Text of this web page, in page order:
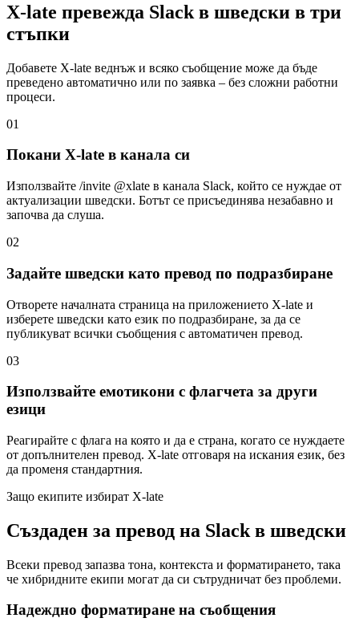
X-late превежда Slack в шведски в три
стъпки
Добавете X-late веднъж и всяко съобщение може да бъде
преведено автоматично или по заявка – без сложни работни
процеси.
01
Покани X-late в канала си
Използвайте /invite @xlate в канала Slack, който се нуждае от
актуализации шведски. Ботът се присъединява незабавно и
започва да слуша.
02
Задайте шведски като превод по подразбиране
Отворете началната страница на приложението X-late и
изберете шведски като език по подразбиране, за да се
публикуват всички съобщения с автоматичен превод.
03
Използвайте емотикони с флагчета за други
езици
Реагирайте с флага на която и да е страна, когато се нуждаете
от допълнителен превод. X-late отговаря на искания език, без
да променя стандартния.
Защо екипите избират X-late
Създаден за превод на Slack в шведски
Всеки превод запазва тона, контекста и форматирането, така
че хибридните екипи могат да си сътрудничат без проблеми.
Надеждно форматиране на съобщения